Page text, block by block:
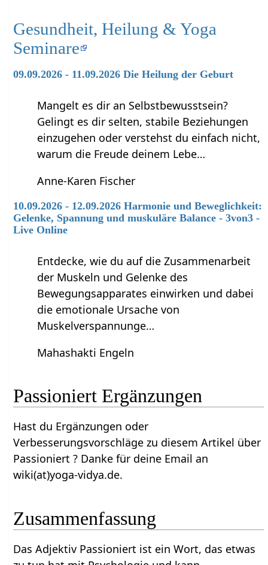
Gesundheit, Heilung & Yoga
Seminare
09.09.2026 - 11.09.2026 Die Heilung der Geburt
Mangelt es dir an Selbstbewusstsein?
Gelingt es dir selten, stabile Beziehungen
einzugehen oder verstehst du einfach nicht,
warum die Freude deinem Lebe…
Anne-Karen Fischer
10.09.2026 - 12.09.2026 Harmonie und Beweglichkeit:
Gelenke, Spannung und muskuläre Balance - 3von3 -
Live Online
Entdecke, wie du auf die Zusammenarbeit
der Muskeln und Gelenke des
Bewegungsapparates einwirken und dabei
die emotionale Ursache von
Muskelverspannunge…
Mahashakti Engeln
Passioniert‏‎ Ergänzungen
Hast du Ergänzungen oder
Verbesserungsvorschläge zu diesem Artikel über
Passioniert‏‎ ? Danke für deine Email an
wiki(at)yoga-vidya.de.
Zusammenfassung
Das Adjektiv Passioniert‏‎ ist ein Wort, das etwas